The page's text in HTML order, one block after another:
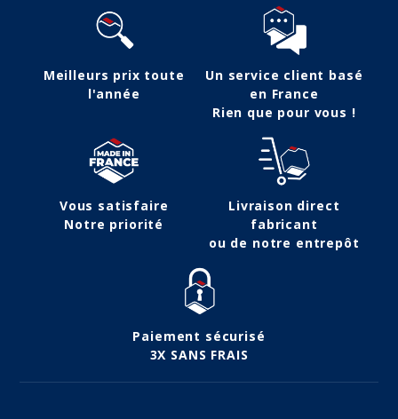
Meilleurs prix toute
l'année
Un service client basé
en France
Rien que pour vous !
Vous satisfaire
Notre priorité
Livraison direct
fabricant
ou de notre entrepôt
Paiement sécurisé
3X SANS FRAIS